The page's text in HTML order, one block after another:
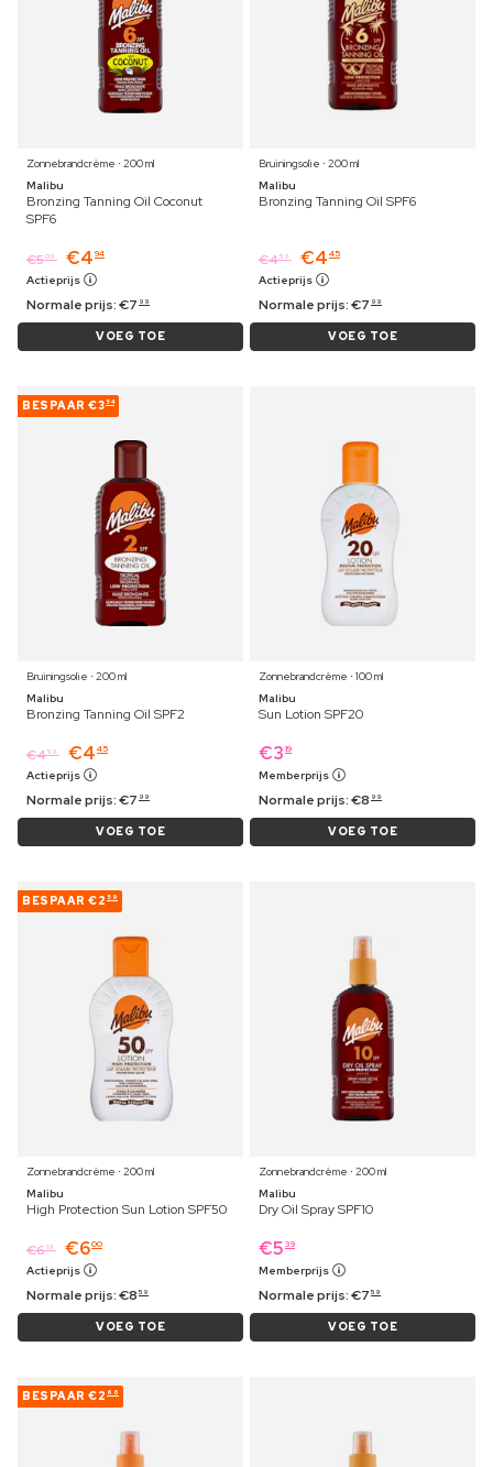
Zonnebrandcrème ⋅ 200 ml
Malibu
Bronzing Tanning Oil Coconut
SPF6
€509 €4 94
Actieprijs
Normale prijs:€7 99
VOEG TOE
Bruiningsolie ⋅ 200 ml
Malibu
Bronzing Tanning Oil SPF6
€459 €4 45
Actieprijs
Normale prijs:€7 99
VOEG TOE
BESPAAR €3 54
Bruiningsolie ⋅ 200 ml
Malibu
Bronzing Tanning Oil SPF2
€459 €4 45
Actieprijs
Normale prijs:€7 99
VOEG TOE
Zonnebrandcrème ⋅ 100 ml
Malibu
Sun Lotion SPF20
€3 19
Memberprijs
Normale prijs:€8 99
VOEG TOE
BESPAAR €2 59
Zonnebrandcrème ⋅ 200 ml
Malibu
High Protection Sun Lotion SPF50
€619 €600
Actieprijs
Normale prijs:€8 59
VOEG TOE
Zonnebrandcrème ⋅ 200 ml
Malibu
Dry Oil Spray SPF10
€5 39
Memberprijs
Normale prijs:€7 59
VOEG TOE
BESPAAR €2 66